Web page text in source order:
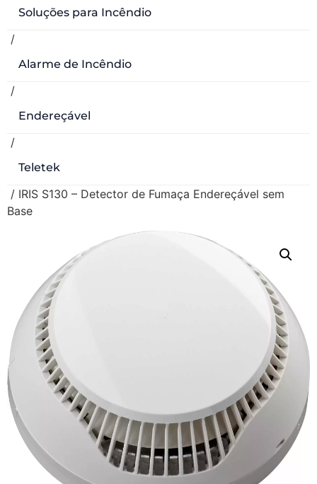
Soluções para Incêndio
/
Alarme de Incêndio
/
Endereçável
/
Teletek
/ IRIS S130 – Detector de Fumaça Endereçável sem
Base